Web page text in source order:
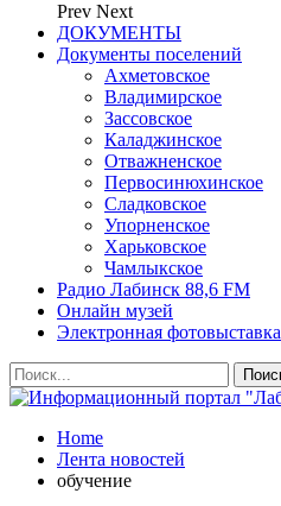
Prev Next
ДОКУМЕНТЫ
Документы поселений
Ахметовское
Владимирское
Зассовское
Каладжинское
Отважненское
Первосинюхинское
Сладковское
Упорненское
Харьковское
Чамлыкское
Радио Лабинск 88,6 FM
Онлайн музей
Электронная фотовыставка
Home
Лента новостей
обучение